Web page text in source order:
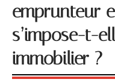
emprunteur
s’impose-t-
immobilier ?